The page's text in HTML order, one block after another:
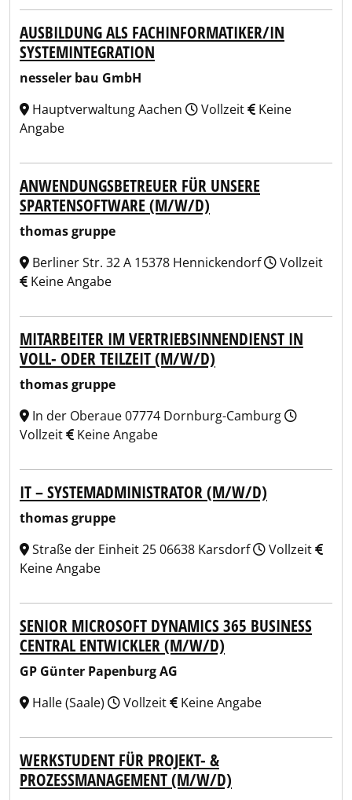
AUSBILDUNG ALS FACHINFORMATIKER/IN
SYSTEMINTEGRATION
nesseler bau GmbH
Hauptverwaltung Aachen
Vollzeit
Keine
Angabe
ANWENDUNGSBETREUER FÜR UNSERE
SPARTENSOFTWARE (M/W/D)
thomas gruppe
Berliner Str. 32 A 15378 Hennickendorf
Vollzeit
Keine Angabe
MITARBEITER IM VERTRIEBSINNENDIENST IN
VOLL- ODER TEILZEIT (M/W/D)
thomas gruppe
In der Oberaue 07774 Dornburg-Camburg
Vollzeit
Keine Angabe
IT – SYSTEMADMINISTRATOR (M/W/D)
thomas gruppe
Straße der Einheit 25 06638 Karsdorf
Vollzeit
Keine Angabe
SENIOR MICROSOFT DYNAMICS 365 BUSINESS
CENTRAL ENTWICKLER (M/W/D)
GP Günter Papenburg AG
Halle (Saale)
Vollzeit Keine Angabe
WERKSTUDENT FÜR PROJEKT- &
PROZESSMANAGEMENT (M/W/D)